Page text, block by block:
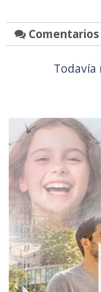
Comentarios
Todavía